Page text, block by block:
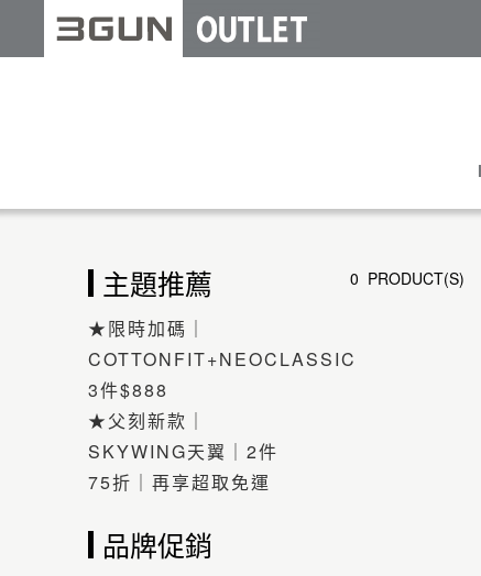
主題推薦
★限時加碼｜
COTTONFIT+NEOCLASSIC
3件$888
★父刻新款｜
SKYWING天翼｜2件
75折｜再享超取免運
品牌促銷
0 PRODUCT(S)